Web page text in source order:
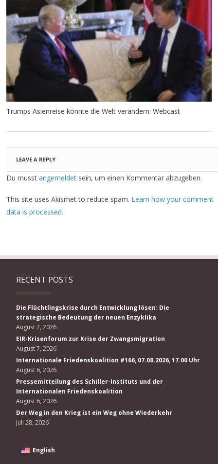
Trumps Asienreise könnte die Welt verändern: Webcast
LEAVE A REPLY
Du musstangemeldet sein, um einen Kommentar abzugeben.
This site uses Akismet to reduce spam. Learn how your comment
data is processed.
RECENT POSTS
Die Flüchtlingskrise durch Entwicklung lösen: Die
strategische Bedeutung der neuen Enzyklika
August 7, 2026
EIR-Krisenforum zur Krise der Zwangsmigration
August 7, 2026
Internationale Friedenskoalition #166, 07.08.2026, 17.00 Uhr
August 6, 2026
Pressemitteilung des Schiller-Instituts und der
Internationalen Friedenskoalition
August 6, 2026
Der Weg in den Krieg ist ein Weg ohne Wiederkehr
Juli 28, 2026
English